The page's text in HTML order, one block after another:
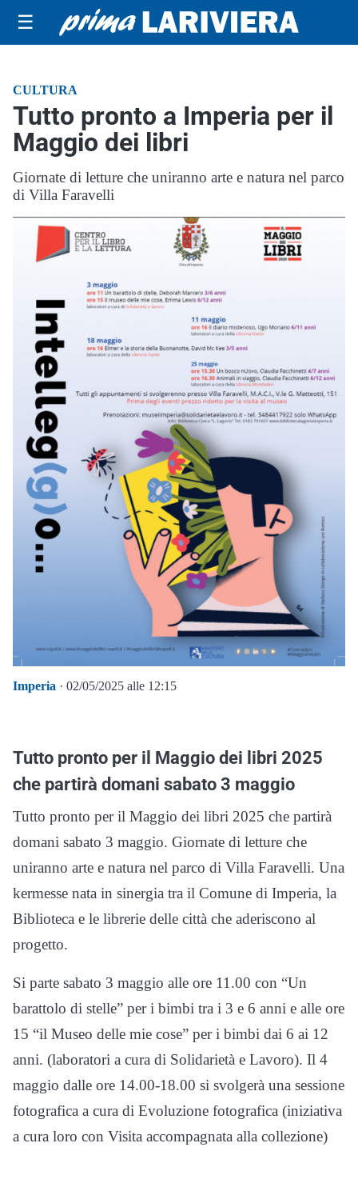
☰
CULTURA
Tutto pronto a Imperia per il
Maggio dei libri
Giornate di letture che uniranno arte e natura nel parco
di Villa Faravelli
Imperia · 02/05/2025 alle 12:15
Tutto pronto per il Maggio dei libri 2025
che partirà domani sabato 3 maggio
Tutto pronto per il Maggio dei libri 2025 che partirà
domani sabato 3 maggio. Giornate di letture che
uniranno arte e natura nel parco di Villa Faravelli. Una
kermesse nata in sinergia tra il Comune di Imperia, la
Biblioteca e le librerie delle città che aderiscono al
progetto.
Si parte sabato 3 maggio alle ore 11.00 con “Un
barattolo di stelle” per i bimbi tra i 3 e 6 anni e alle ore
15 “il Museo delle mie cose” per i bimbi dai 6 ai 12
anni. (laboratori a cura di Solidarietà e Lavoro). Il 4
maggio dalle ore 14.00-18.00 si svolgerà una sessione
fotografica a cura di Evoluzione fotografica (iniziativa
a cura loro con Visita accompagnata alla collezione)